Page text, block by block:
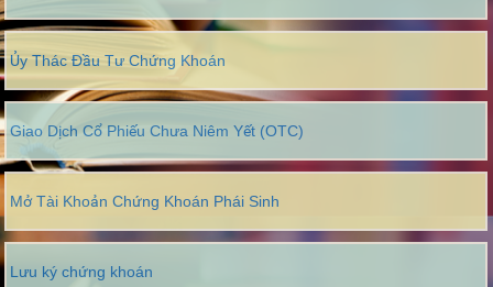
Ủy Thác Đầu Tư Chứng Khoán
Giao Dịch Cổ Phiếu Chưa Niêm Yết (OTC)
Mở Tài Khoản Chứng Khoán Phái Sinh
Lưu ký chứng khoán